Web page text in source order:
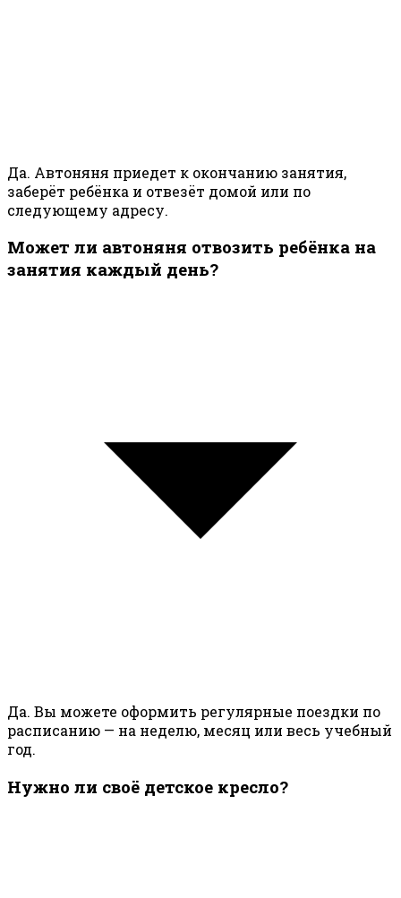
Да. Автоняня приедет к окончанию занятия,
заберёт ребёнка и отвезёт домой или по
следующему адресу.
Может ли автоняня отвозить ребёнка на
занятия каждый день?
Да. Вы можете оформить регулярные поездки по
расписанию — на неделю, месяц или весь учебный
год.
Нужно ли своё детское кресло?